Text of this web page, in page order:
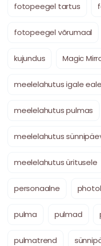
fotopeegel tartus
fotopeegel võrumaal
kujundus Magic
meelelahutus igale eale
meelelahutus pulmas
meelelahutus
meelelahutus üritusele
personaalne
pulma pulmad
pulmatrend